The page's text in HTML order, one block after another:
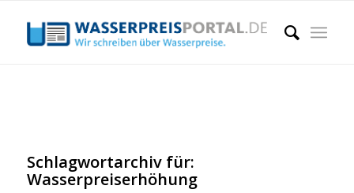
Schlagwortarchiv für:
Wasserpreiserhöhung